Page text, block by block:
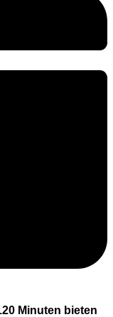
Minuten bieten